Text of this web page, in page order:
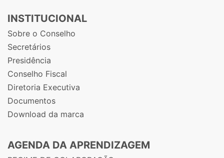
INSTITUCIONAL
Sobre o Conselho
Secretários
Presidência
Conselho Fiscal
Diretoria Executiva
Documentos
Download da marca
AGENDA DA APRENDIZAGEM